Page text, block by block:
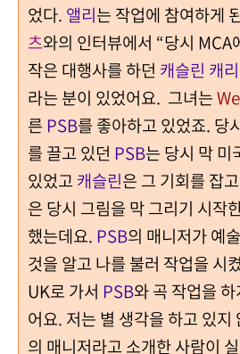
었다. 앨리는 작업에 참여하게
츠와의 인터뷰에서 “당시 MCA
작은 대행사를 하던 캐슬린 캐리
라는 분이 있었어요. 그녀는
른PSB를 좋아하고 있었죠. 당
를 끌고 있던 PSB는 당시 막 미
있었고 캐슬린은 그 기회를 잡
은 당시 그림을 막 그리기 시작
했는데요. PSB의 매니저가 예
것을 알고 나를 불러 작업을 시
UK로 가서 PSB와 곡 작업을
어요. 저는 별 생각을 하고 있지
의 매니저라고 소개한 사람이